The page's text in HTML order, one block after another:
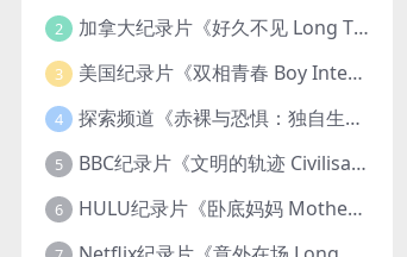
2 加拿大纪录片《好久不见 Long Time Comin 1993》英语中英双字 官方纯净版 1080P/MKV/1G 女同性艺术家
3 美国纪录片《双相青春 Boy Interrupted 2009》英语中英双字 官方纯净版 1080P/MKV/1.43G 青少年躁郁症
4 探索频道《赤裸与恐惧：独自生存/赤裸荒野求生 Naked and Afraid: Solo 2023》第一季全8集 英语中英双字 官方纯净版 高码1080P/MKV/45.4G
5 BBC纪录片《文明的轨迹 Civilisations 1969》全13集 英语中英双字 高清收藏版 1080P/MKV/64.1G 西方艺术史话
6 HULU纪录片《卧底妈妈 Mother Undercover 2023》全4集 英语中英双字 官方纯净版 1080P/MKV/7.6G 拯救孩子